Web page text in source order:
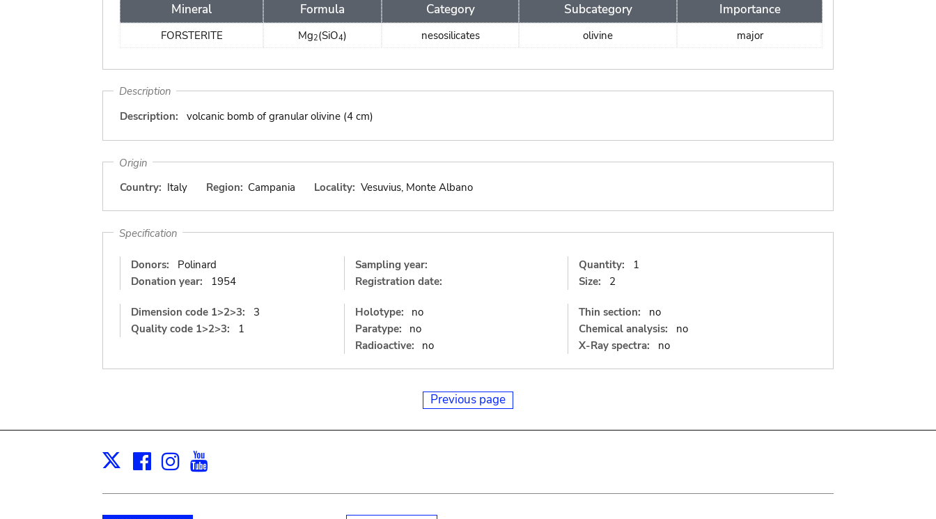
Mineral Formula Category Subcategory Importance
FORSTERITE Mg2(SiO4) nesosilicates olivine major
Description
Description:
volcanic bomb of granular olivine (4 cm)
Origin
Country: Italy Region: Campania Locality: Vesuvius, Monte Albano
Specification
Donors:
Polinard
Donation year:
1954
Sampling year:
Registration date:
Quantity:
1
Size:
2
Dimension code 1>2>3:
3
Quality code 1>2>3:
1
Holotype:
no
Paratype:
no
Radioactive:
no
Thin section:
no
Chemical analysis:
no
X-Ray spectra:
no
Previous page
X Facebook
Instagram